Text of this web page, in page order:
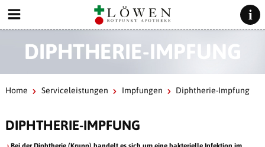
DIPHTHERIE-IMPFUNG
Home Serviceleistungen Impfungen Diphtherie-Impfung
DIPHTHERIE-IMPFUNG